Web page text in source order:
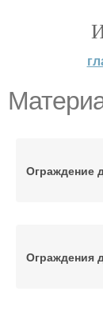
Ограждение
Ограждения